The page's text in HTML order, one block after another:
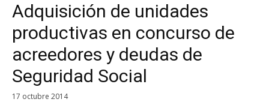
Adquisición de unidades
productivas en concurso de
acreedores y deudas de
Seguridad Social
17 octubre 2014